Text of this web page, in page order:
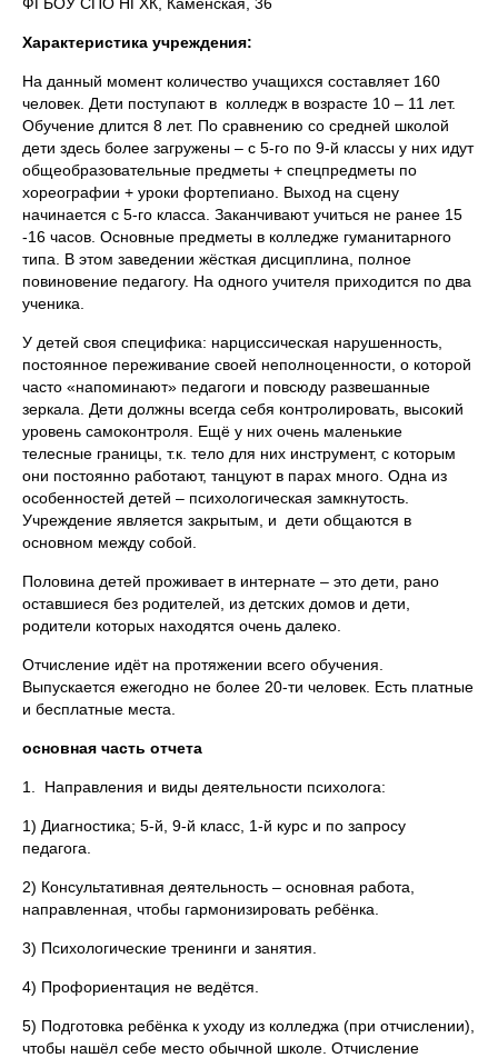
Характеристика учреждения:
На данный момент количество учащихся составляет 160
человек. Дети поступают в колледж в возрасте 10 – 11 лет.
Обучение длится 8 лет. По сравнению со средней школой
дети здесь более загружены – с 5-го по 9-й классы у них идут
общеобразовательные предметы + спецпредметы по
хореографии + уроки фортепиано. Выход на сцену
начинается с 5-го класса. Заканчивают учиться не ранее 15
-16 часов. Основные предметы в колледже гуманитарного
типа. В этом заведении жёсткая дисциплина, полное
повиновение педагогу. На одного учителя приходится по два
ученика.
У детей своя специфика: нарциссическая нарушенность,
постоянное переживание своей неполноценности, о которой
часто «напоминают» педагоги и повсюду развешанные
зеркала. Дети должны всегда себя контролировать, высокий
уровень самоконтроля. Ещё у них очень маленькие
телесные границы, т.к. тело для них инструмент, с которым
они постоянно работают, танцуют в парах много. Одна из
особенностей детей – психологическая замкнутость.
Учреждение является закрытым, и дети общаются в
основном между собой.
Половина детей проживает в интернате – это дети, рано
оставшиеся без родителей, из детских домов и дети,
родители которых находятся очень далеко.
Отчисление идёт на протяжении всего обучения.
Выпускается ежегодно не более 20-ти человек. Есть платные
и бесплатные места.
основная часть отчета
1. Направления и виды деятельности психолога:
1) Диагностика; 5-й, 9-й класс, 1-й курс и по запросу
педагога.
2) Консультативная деятельность – основная работа,
направленная, чтобы гармонизировать ребёнка.
3) Психологические тренинги и занятия.
4) Профориентация не ведётся.
5) Подготовка ребёнка к уходу из колледжа (при отчислении),
чтобы нашёл себе место обычной школе. Отчисление